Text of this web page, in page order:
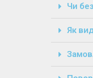
Чи
Як